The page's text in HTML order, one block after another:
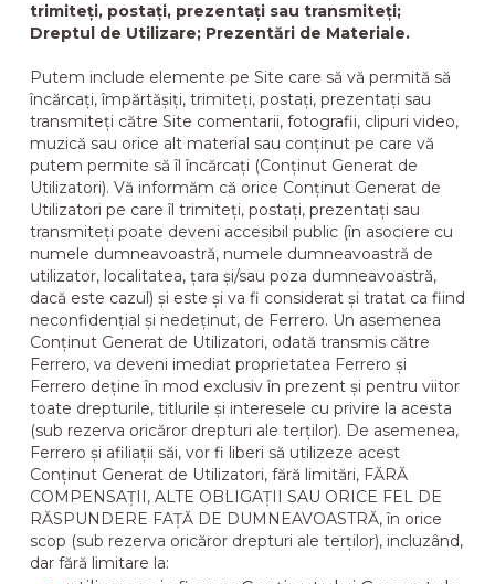
trimiteți, postați, prezentați sau transmiteți;
Dreptul de Utilizare; Prezentări de Materiale.
Putem include elemente pe Site care să vă permită să
încărcați, împărtășiți, trimiteți, postați, prezentați sau
transmiteți către Site comentarii, fotografii, clipuri video,
muzică sau orice alt material sau conținut pe care vă
putem permite să îl încărcați (Conținut Generat de
Utilizatori). Vă informăm că orice Conținut Generat de
Utilizatori pe care îl trimiteți, postați, prezentați sau
transmiteți poate deveni accesibil public (în asociere cu
numele dumneavoastră, numele dumneavoastră de
utilizator, localitatea, țara și/sau poza dumneavoastră,
dacă este cazul) și este și va fi considerat și tratat ca fiind
neconfidențial și nedeținut, de Ferrero. Un asemenea
Conținut Generat de Utilizatori, odată transmis către
Ferrero, va deveni imediat proprietatea Ferrero și
Ferrero deține în mod exclusiv în prezent și pentru viitor
toate drepturile, titlurile și interesele cu privire la acesta
(sub rezerva oricăror drepturi ale terților). De asemenea,
Ferrero și afiliații săi, vor fi liberi să utilizeze acest
Conținut Generat de Utilizatori, fără limitări, FĂRĂ
COMPENSAȚII, ALTE OBLIGAȚII SAU ORICE FEL DE
RĂSPUNDERE FAȚĂ DE DUMNEAVOASTRĂ, în orice
scop (sub rezerva oricăror drepturi ale terților), incluzând,
dar fără limitare la: